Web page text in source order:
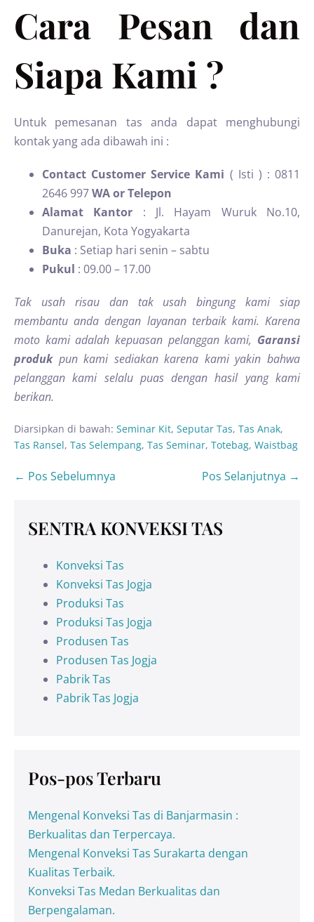
Cara Pesan dan
Siapa Kami ?
Untuk pemesanan tas anda dapat menghubungi
kontak yang ada dibawah ini :
Contact Customer Service Kami ( Isti ) : 0811
2646 997WA or Telepon
Alamat Kantor : Jl. Hayam Wuruk No.10,
Danurejan, Kota Yogyakarta
Buka : Setiap hari senin – sabtu
Pukul : 09.00 – 17.00
Tak usah risau dan tak usah bingung kami siap
membantu anda dengan layanan terbaik kami. Karena
moto kami adalah kepuasan pelanggan kami, Garansi
produkpun kami sediakan karena kami yakin bahwa
pelanggan kami selalu puas dengan hasil yang kami
berikan.
Diarsipkan di bawah: Seminar Kit, Seputar Tas, Tas Anak,
Tas Ransel, Tas Selempang, Tas Seminar, Totebag, Waistbag
← Pos Sebelumnya Pos Selanjutnya →
SENTRA KONVEKSI TAS
Konveksi Tas
Konveksi Tas Jogja
Produksi Tas
Produksi Tas Jogja
Produsen Tas
Produsen Tas Jogja
Pabrik Tas
Pabrik Tas Jogja
Pos-pos Terbaru
Mengenal Konveksi Tas di Banjarmasin :
Berkualitas dan Terpercaya.
Mengenal Konveksi Tas Surakarta dengan
Kualitas Terbaik.
Konveksi Tas Medan Berkualitas dan
Berpengalaman.